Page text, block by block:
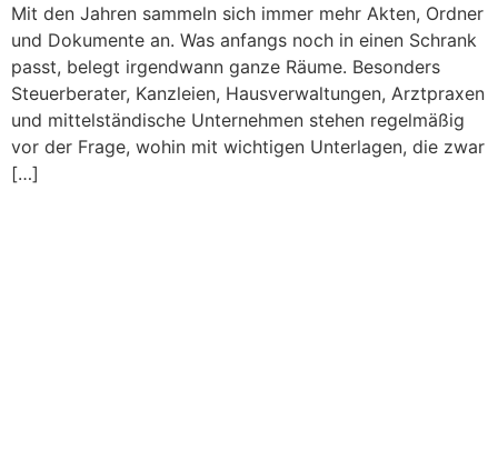
Mit den Jahren sammeln sich immer mehr Akten, Ordner
und Dokumente an. Was anfangs noch in einen Schrank
passt, belegt irgendwann ganze Räume. Besonders
Steuerberater, Kanzleien, Hausverwaltungen, Arztpraxen
und mittelständische Unternehmen stehen regelmäßig
vor der Frage, wohin mit wichtigen Unterlagen, die zwar
[…]